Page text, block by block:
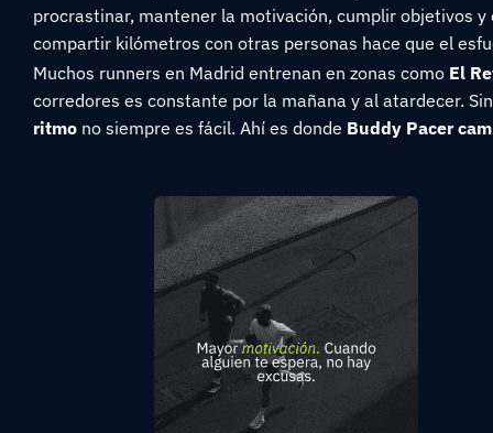
procrastinar, mantener la motivación, cumplir objetivos
compartir kilómetros con otras personas hace que el
Muchos runners en Madrid entrenan en zonas como El
corredores es constante por la mañana y al atardecer.
ritmo no siempre es fácil. Ahí es donde Buddy Pacer